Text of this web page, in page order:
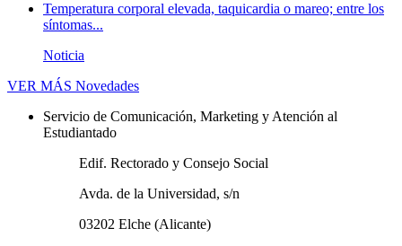
Temperatura corporal elevada, taquicardia o mareo; entre los
síntomas...
Noticia
VER MÁS Novedades
Servicio de Comunicación, Marketing y Atención al
Estudiantado
Edif. Rectorado y Consejo Social
Avda. de la Universidad, s/n
03202 Elche (Alicante)